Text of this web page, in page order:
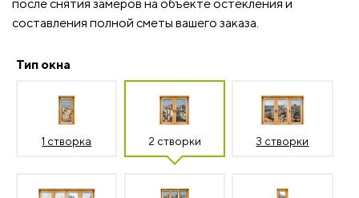
после снятия замеров на объекте остекления и
составления полной сметы вашего заказа.
Тип окна
1 створка 2 створки 3 створки